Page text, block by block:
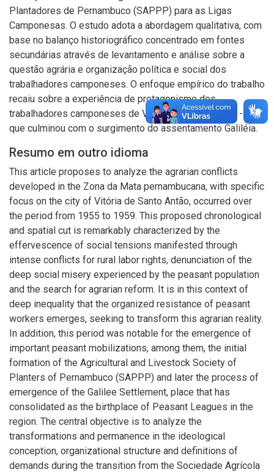
Plantadores de Pernambuco (SAPPP) para as Ligas
Camponesas. O estudo adota a abordagem qualitativa, com
base no balanço historiográfico concentrado em fontes
secundárias através de levantamento e análise sobre a
questão agrária e organização política e social dos
trabalhadores camponeses. O enfoque empírico do trabalho
recaiu sobre a experiência de protagonismo dos
trabalhadores camponeses de Vitória de Santo Antão - PE
que culminou com o surgimento do assentamento Galiléia.
Resumo em outro idioma
This article proposes to analyze the agrarian conflicts
developed in the Zona da Mata pernambucana, with specific
focus on the city of Vitória de Santo Antão, occurred over
the period from 1955 to 1959. This proposed chronological
and spatial cut is remarkably characterized by the
effervescence of social tensions manifested through
intense conflicts for rural labor rights, denunciation of the
deep social misery experienced by the peasant population
and the search for agrarian reform. It is in this context of
deep inequality that the organized resistance of peasant
workers emerges, seeking to transform this agrarian reality.
In addition, this period was notable for the emergence of
important peasant mobilizations, among them, the initial
formation of the Agricultural and Livestock Society of
Planters of Pernambuco (SAPPP) and later the process of
emergence of the Galilee Settlement, place that has
consolidated as the birthplace of Peasant Leagues in the
region. The central objective is to analyze the
transformations and permanence in the ideological
conception, organizational structure and definitions of
demands during the transition from the Sociedade Agrícola